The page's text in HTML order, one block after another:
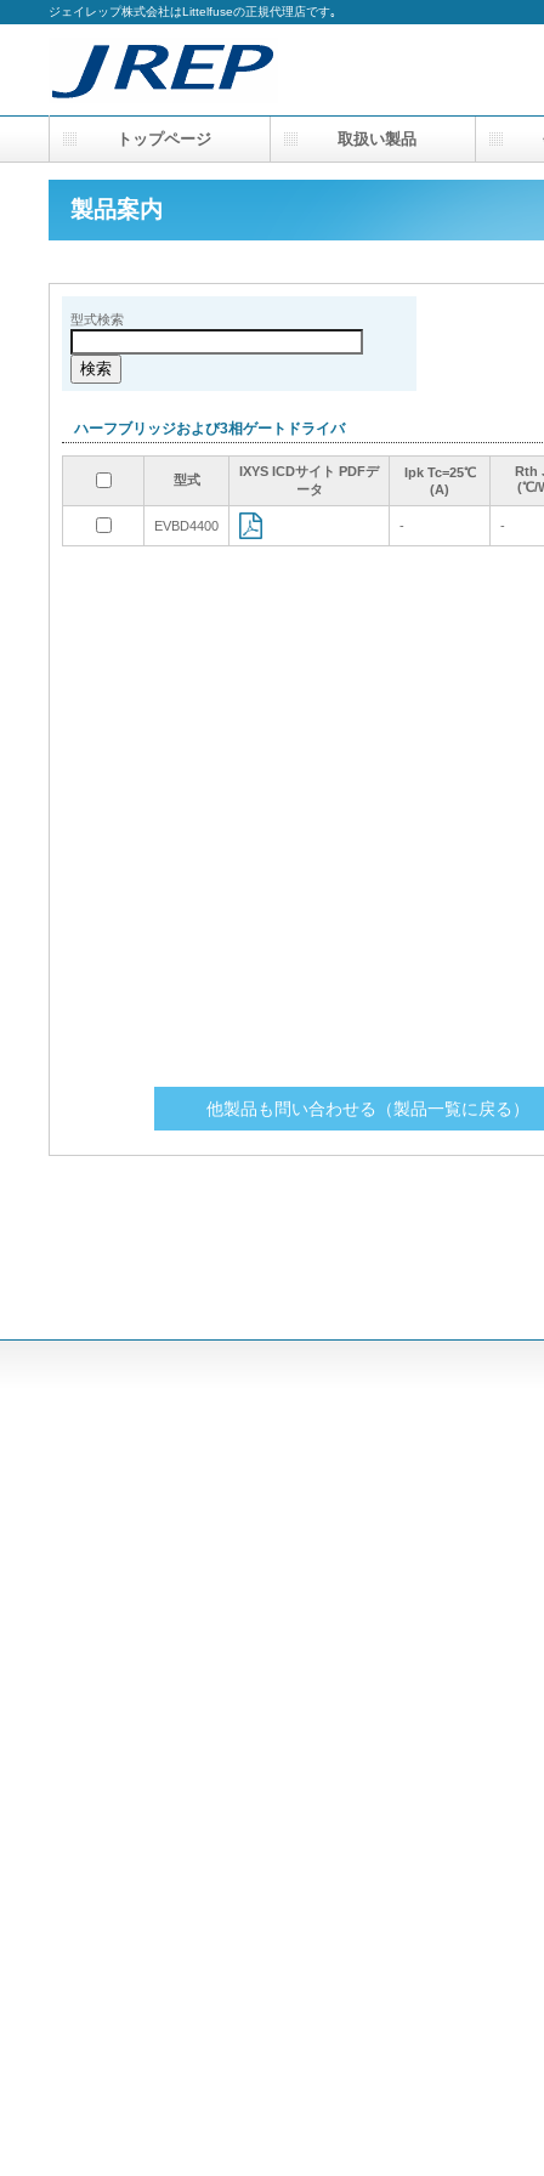
ジェイレップ株式会社はLittelfuseの正規代理店です｡
製品案内
型式検索
ハーフブリッジおよび3相ゲートドライバ
型式
IXYS ICDサイト PDFデ
ータ
Ipk Tc=25℃
(A)
Rth
(℃/
型式
IXYS ICDサイト PDFデ
ータ
Ipk Tc=25℃
(A)
Rth
(℃/
型式
IXYS ICDサイト PDFデ
ータ
Ipk Tc=25℃
(A)
Rth
(℃/
EVBD4400 - -
型式
IXYS ICDサイト PDFデ
ータ
Ipk Tc=25℃
(A)
Rth
(℃/
EVBD4400 - -
他製品も問い合わせる（製品一覧に戻る）
トップページ 取扱い製品